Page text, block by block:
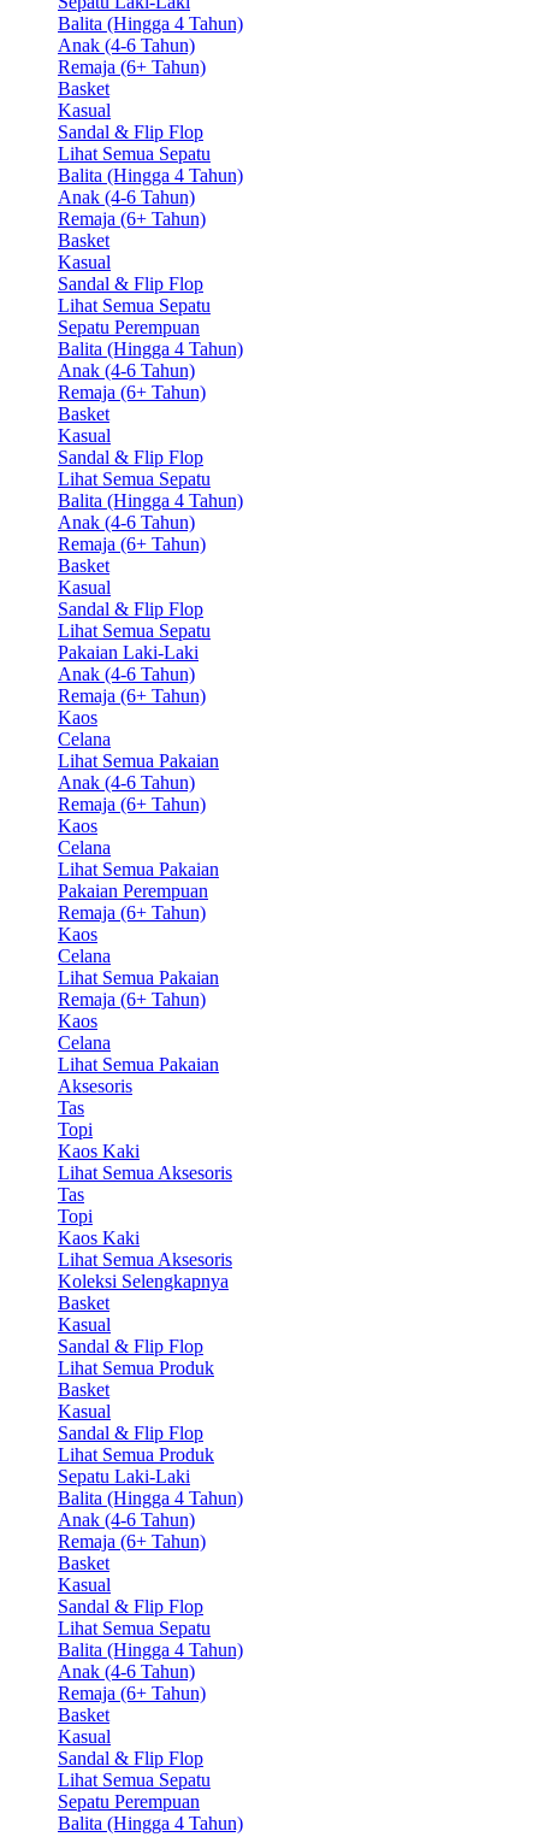
Balita (Hingga 4 Tahun)
Anak (4-6 Tahun)
Remaja (6+ Tahun)
Basket
Kasual
Sandal & Flip Flop
Lihat Semua Sepatu
Balita (Hingga 4 Tahun)
Anak (4-6 Tahun)
Remaja (6+ Tahun)
Basket
Kasual
Sandal & Flip Flop
Lihat Semua Sepatu
Sepatu Perempuan
Balita (Hingga 4 Tahun)
Anak (4-6 Tahun)
Remaja (6+ Tahun)
Basket
Kasual
Sandal & Flip Flop
Lihat Semua Sepatu
Balita (Hingga 4 Tahun)
Anak (4-6 Tahun)
Remaja (6+ Tahun)
Basket
Kasual
Sandal & Flip Flop
Lihat Semua Sepatu
Pakaian Laki-Laki
Anak (4-6 Tahun)
Remaja (6+ Tahun)
Kaos
Celana
Lihat Semua Pakaian
Anak (4-6 Tahun)
Remaja (6+ Tahun)
Kaos
Celana
Lihat Semua Pakaian
Pakaian Perempuan
Remaja (6+ Tahun)
Kaos
Celana
Lihat Semua Pakaian
Remaja (6+ Tahun)
Kaos
Celana
Lihat Semua Pakaian
Aksesoris
Tas
Topi
Kaos Kaki
Lihat Semua Aksesoris
Tas
Topi
Kaos Kaki
Lihat Semua Aksesoris
Koleksi Selengkapnya
Basket
Kasual
Sandal & Flip Flop
Lihat Semua Produk
Basket
Kasual
Sandal & Flip Flop
Lihat Semua Produk
Sepatu Laki-Laki
Balita (Hingga 4 Tahun)
Anak (4-6 Tahun)
Remaja (6+ Tahun)
Basket
Kasual
Sandal & Flip Flop
Lihat Semua Sepatu
Balita (Hingga 4 Tahun)
Anak (4-6 Tahun)
Remaja (6+ Tahun)
Basket
Kasual
Sandal & Flip Flop
Lihat Semua Sepatu
Sepatu Perempuan
Balita (Hingga 4 Tahun)